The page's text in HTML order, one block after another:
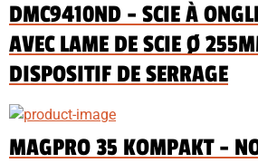
DMC9410ND - SCIE À
AVEC LAME DE SCIE Ø
DISPOSITIF DE SERRAGE
MAGPRO 35 KOMPAKT -